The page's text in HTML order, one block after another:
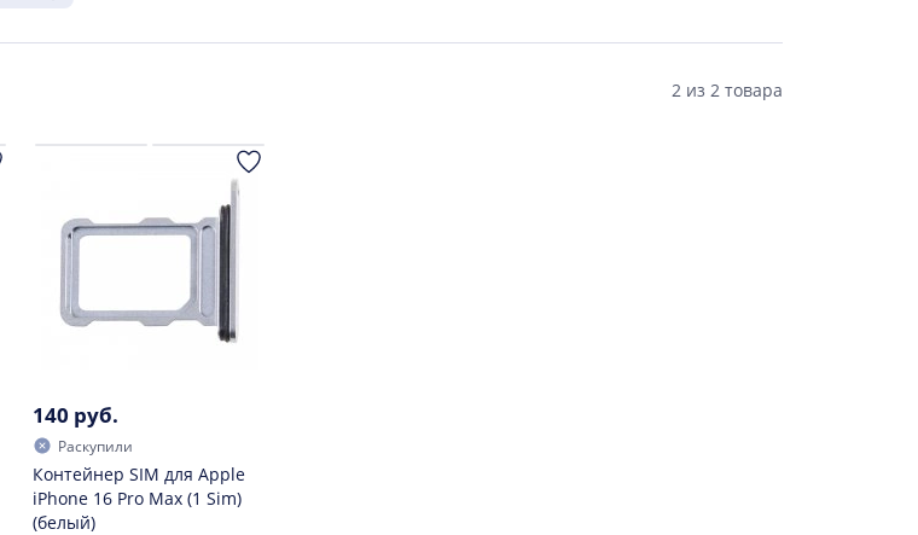
2 из 2 товара
140 руб.
Раскупили
Контейнер SIM для Apple
iPhone 16 Pro Max (1 Sim)
(белый)